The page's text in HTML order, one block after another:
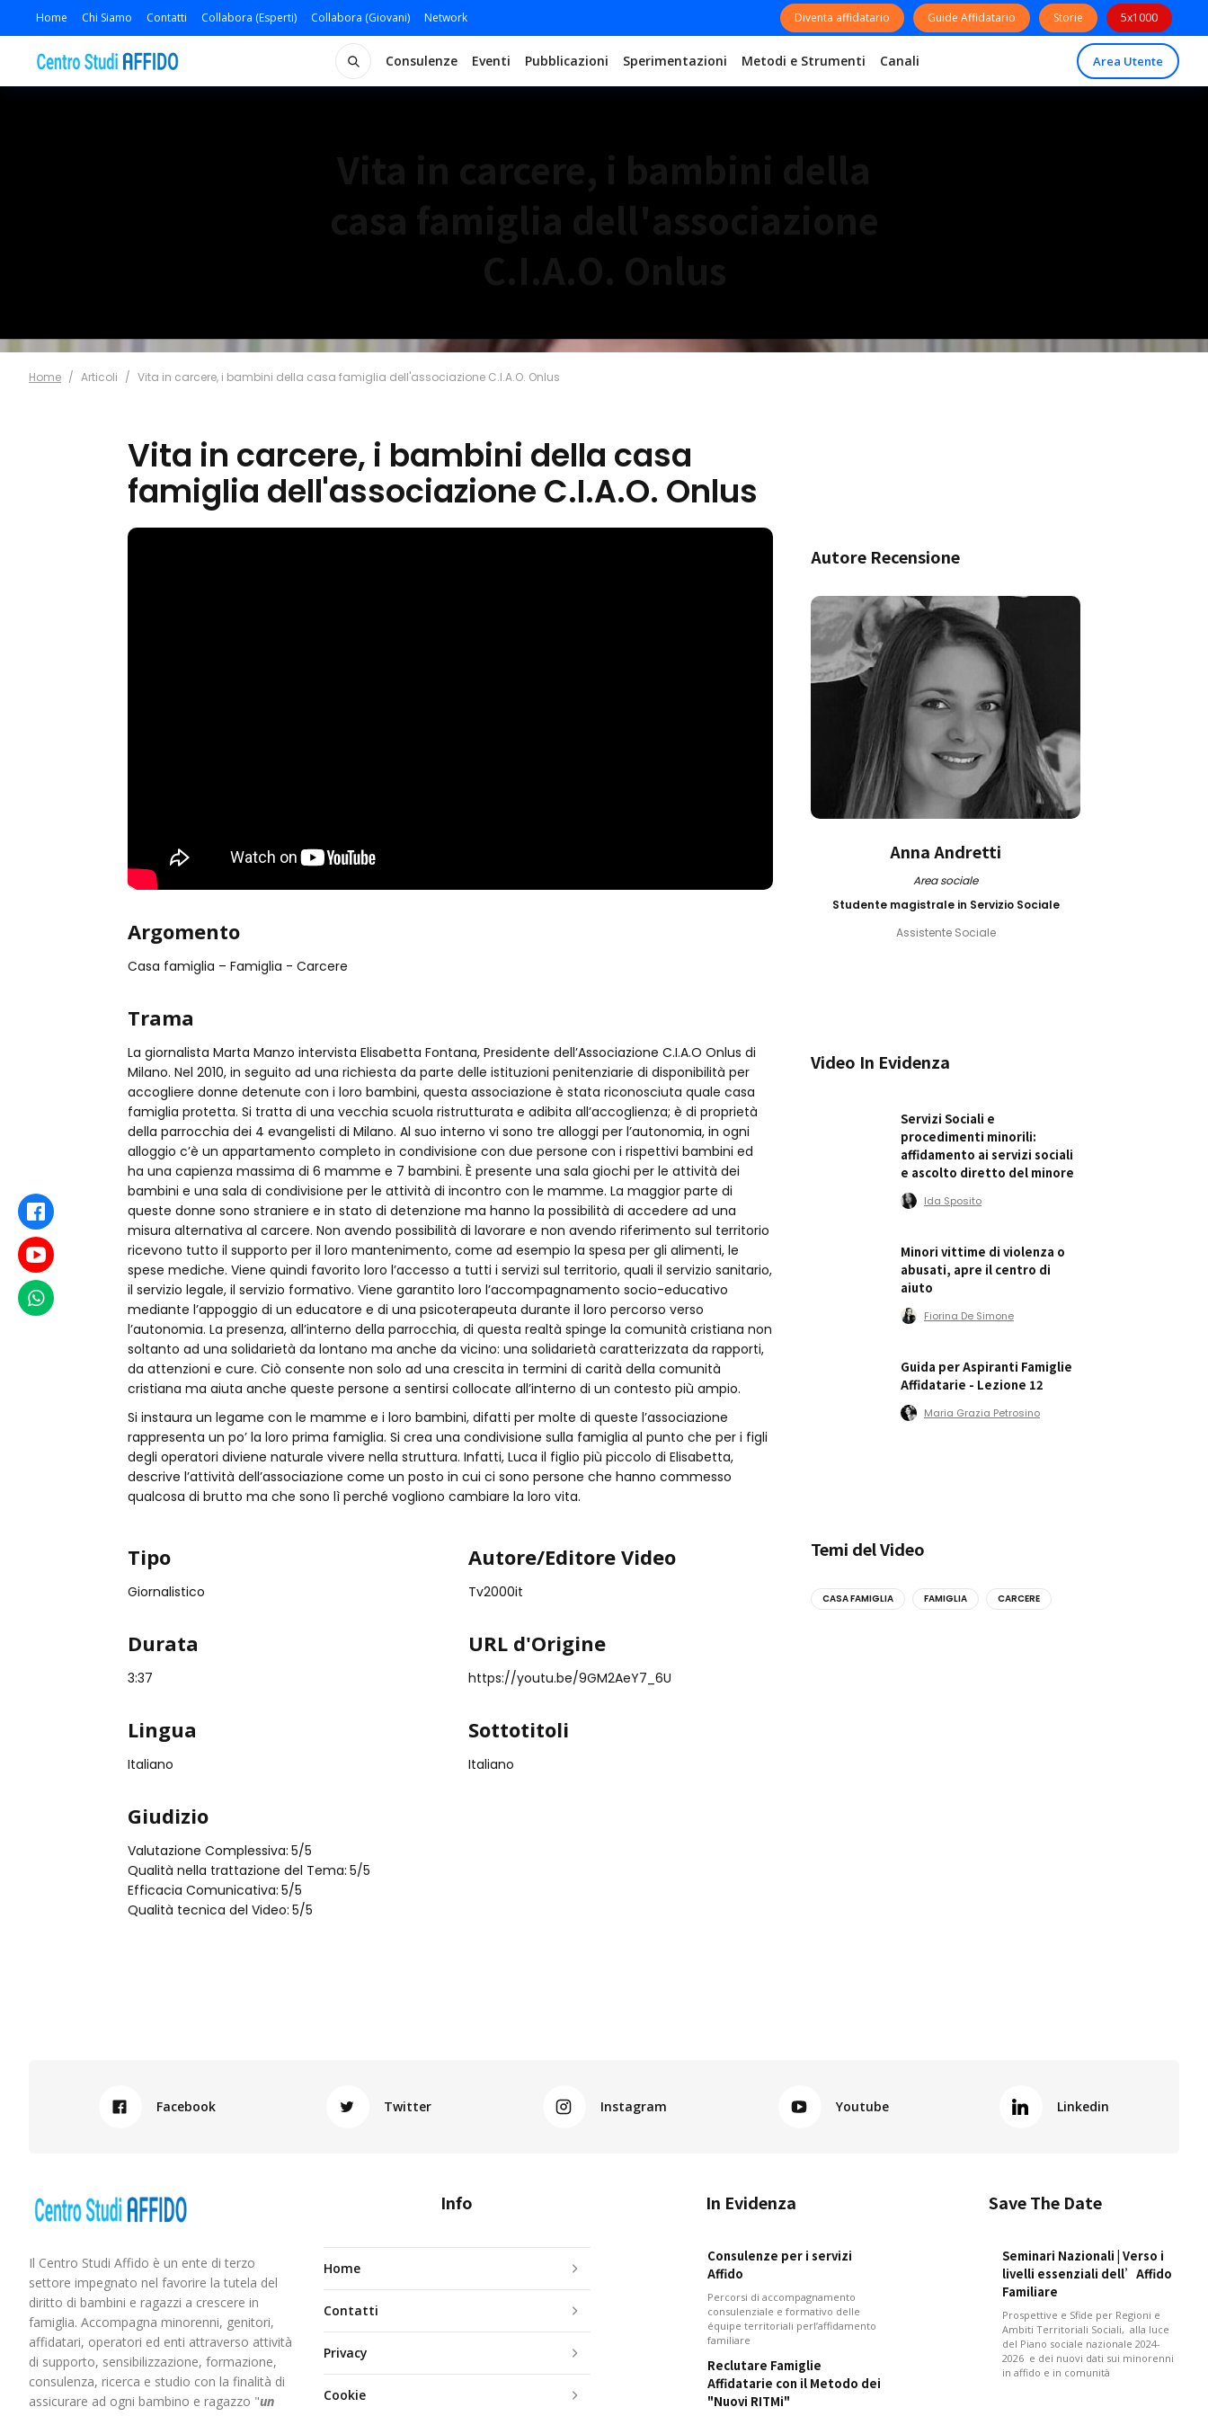
Home Chi Siamo Contatti Collabora (Esperti) Collabora (Giovani) Network Diventa affidatario Guide Affidatario Storie 5x1000
Consulenze Eventi Pubblicazioni Sperimentazioni Metodi e Strumenti Canali Area Utente
Home / Articoli / Vita in carcere, i bambini della casa famiglia dell'associazione C.I.A.O. Onlus
Vita in carcere, i bambini della casa
famiglia dell'associazione C.I.A.O. Onlus
Argomento
Casa famiglia – Famiglia - Carcere
Trama
La giornalista Marta Manzo intervista Elisabetta Fontana, Presidente dell’Associazione C.I.A.O Onlus di
Milano. Nel 2010, in seguito ad una richiesta da parte delle istituzioni penitenziarie di disponibilità per
accogliere donne detenute con i loro bambini, questa associazione è stata riconosciuta quale casa
famiglia protetta. Si tratta di una vecchia scuola ristrutturata e adibita all’accoglienza; è di proprietà
della parrocchia dei 4 evangelisti di Milano. Al suo interno vi sono tre alloggi per l’autonomia, in ogni
alloggio c’è un appartamento completo in condivisione con due persone con i rispettivi bambini ed
ha una capienza massima di 6 mamme e 7 bambini. È presente una sala giochi per le attività dei
bambini e una sala di condivisione per le attività di incontro con le mamme. La maggior parte di
queste donne sono straniere e in stato di detenzione ma hanno la possibilità di accedere ad una
misura alternativa al carcere. Non avendo possibilità di lavorare e non avendo riferimento sul territorio
ricevono tutto il supporto per il loro mantenimento, come ad esempio la spesa per gli alimenti, le
spese mediche. Viene quindi favorito loro l’accesso a tutti i servizi sul territorio, quali il servizio sanitario,
il servizio legale, il servizio formativo. Viene garantito loro l’accompagnamento socio-educativo
mediante l’appoggio di un educatore e di una psicoterapeuta durante il loro percorso verso
l’autonomia. La presenza, all’interno della parrocchia, di questa realtà spinge la comunità cristiana non
soltanto ad una solidarietà da lontano ma anche da vicino: una solidarietà caratterizzata da rapporti,
da attenzioni e cure. Ciò consente non solo ad una crescita in termini di carità della comunità
cristiana ma aiuta anche queste persone a sentirsi collocate all’interno di un contesto più ampio.
Si instaura un legame con le mamme e i loro bambini, difatti per molte di queste l’associazione
rappresenta un po’ la loro prima famiglia. Si crea una condivisione sulla famiglia al punto che per i figli
degli operatori diviene naturale vivere nella struttura. Infatti, Luca il figlio più piccolo di Elisabetta,
descrive l’attività dell’associazione come un posto in cui ci sono persone che hanno commesso
qualcosa di brutto ma che sono lì perché vogliono cambiare la loro vita.
Tipo
Giornalistico
Autore/Editore Video
Tv2000it
Durata
3:37
URL d'Origine
https://youtu.be/9GM2AeY7_6U
Lingua
Italiano
Sottotitoli
Italiano
Giudizio
Valutazione Complessiva: 5/5
Qualità nella trattazione del Tema: 5/5
Efficacia Comunicativa: 5/5
Qualità tecnica del Video: 5/5
Autore Recensione
Anna Andretti
Area sociale
Studente magistrale in Servizio Sociale
Assistente Sociale
Video In Evidenza
Servizi Sociali e
procedimenti minorili:
affidamento ai servizi sociali
e ascolto diretto del minore
Ida Sposito
Minori vittime di violenza o
abusati, apre il centro di
aiuto
Fiorina De Simone
Guida per Aspiranti Famiglie
Affidatarie - Lezione 12
Maria Grazia Petrosino
Temi del Video
CASA FAMIGLIA FAMIGLIA CARCERE
Facebook Twitter Instagram Youtube Linkedin
Il Centro Studi Affido è un ente di terzo
settore impegnato nel favorire la tutela del
diritto di bambini e ragazzi a crescere in
famiglia. Accompagna minorenni, genitori,
affidatari, operatori ed enti attraverso attività
di supporto, sensibilizzazione, formazione,
consulenza, ricerca e studio con la finalità di
assicurare ad ogni bambino e ragazzo "un
Info
Home
Contatti
Privacy
Cookie
In Evidenza
Consulenze per i servizi
Affido
Percorsi di accompagnamento
consulenziale e formativo delle
équipe territoriali perl’affidamento
familiare
Reclutare Famiglie
Affidatarie con il Metodo dei
"Nuovi RITMi"
Save The Date
Seminari Nazionali | Verso i
livelli essenziali dell’Affido
Familiare
Prospettive e Sfide per Regioni e
Ambiti Territoriali Sociali, alla luce
del Piano sociale nazionale 2024-
2026 e dei nuovi dati sui minorenni
in affido e in comunità